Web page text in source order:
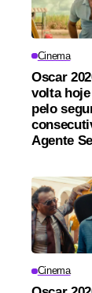
Cinema
Oscar
volta
pelo
Agente
Cinema